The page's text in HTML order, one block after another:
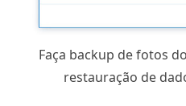
Faça backup de fotos
restauração de